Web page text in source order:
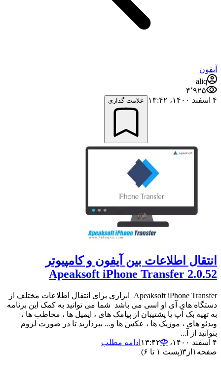
آیفون
aliq
۴٬۹۲۵
۴ اسفند ۱۴۰۰،‏ ۱۳:۴۲
علامت گذاری
انتقال اطلاعات بین آیفون و کامپیوتر
Apeaksoft iPhone Transfer 2.0.52
Apeaksoft iPhone Transfer ابزاری برای انتقال اطلاعات مختلف از
دستگاه های آی او اسی می باشد شما می توانید به کمک این برنامه
به تهیه بک آپ یا پشتیبان از پیامک های ، ایمیل ها ، مخاطب ها ،
ویدئو های ، موزیک ها ، عکس ها و... بپردازید تا در صورت لزوم
بتوانید از آ...
۴ اسفند ۱۴۰۰،‏ ۱۳:۴۲
ادامه مطلب
صفحه ۱ از ۳(پست ۱ تا ۶)